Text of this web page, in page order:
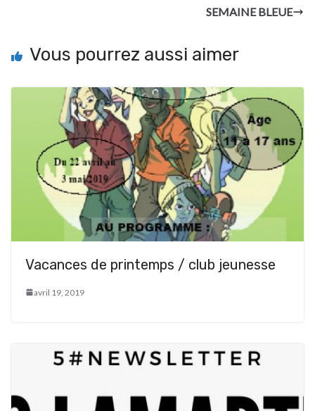
SEMAINE BLEUE
Vous pourrez aussi aimer
Vacances de printemps / club jeunesse
avril 19, 2019